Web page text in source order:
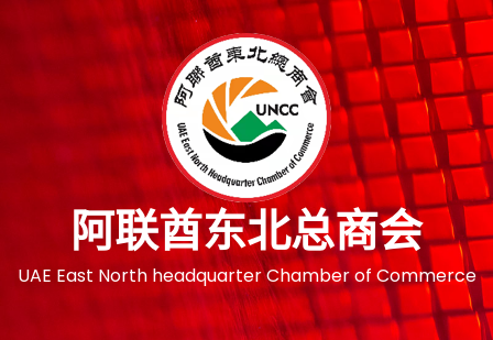
阿联酋东北总商会
UAE East North headquarter Chamber of Commerce